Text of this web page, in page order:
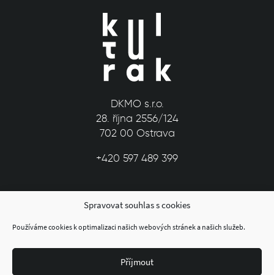
Spravovat souhlas s cookies
Používáme cookies k optimalizaci našich webových stránek a našich služeb.
Příjmout
DKMO s.r.o.
28. října 2556/124
702 00 Ostrava
+420 597 489 399